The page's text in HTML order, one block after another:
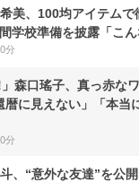
美、100均アイテムで
学校準備を披露「こん
分
」森口瑤子、真っ赤な
暦に見えない」「本当
分
、“意外な友達”を公